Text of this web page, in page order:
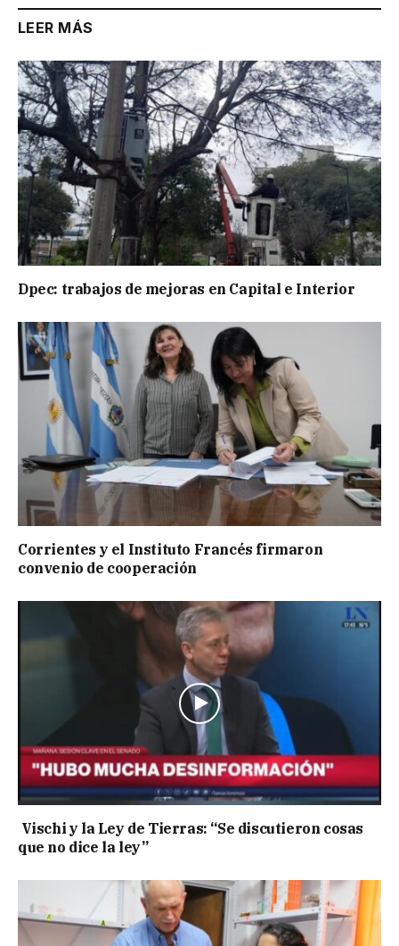
LEER MÁS
Dpec: trabajos de mejoras en Capital e Interior
Corrientes y el Instituto Francés firmaron
convenio de cooperación
Vischi y la Ley de Tierras: “Se discutieron cosas
que no dice la ley”